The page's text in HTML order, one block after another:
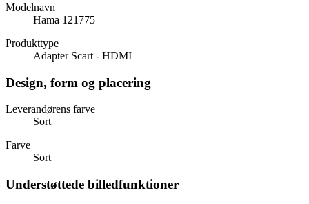
Modelnavn
Hama 121775
Produkttype
Adapter Scart - HDMI
Design, form og placering
Leverandørens farve
Sort
Farve
Sort
Understøttede billedfunktioner